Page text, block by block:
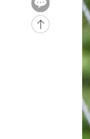
-18674초 전 >
"미
-17187초 전 >
[속
[속
[속
[속
[속
[속
시